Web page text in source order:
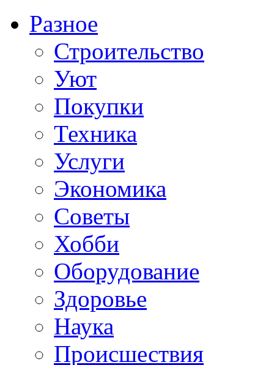
Разное
Строительство
Уют
Покупки
Техника
Услуги
Экономика
Советы
Хобби
Oборудование
Здоровье
Наука
Происшествия